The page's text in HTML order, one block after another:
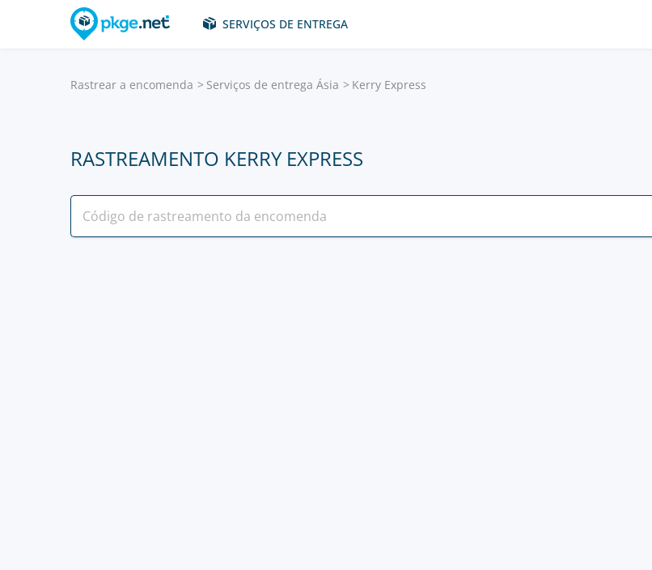
SERVIÇOS DE ENTREGA
Rastrear a encomenda Serviços de entrega Ásia Kerry Express
RASTREAMENTO KERRY EXPRESS